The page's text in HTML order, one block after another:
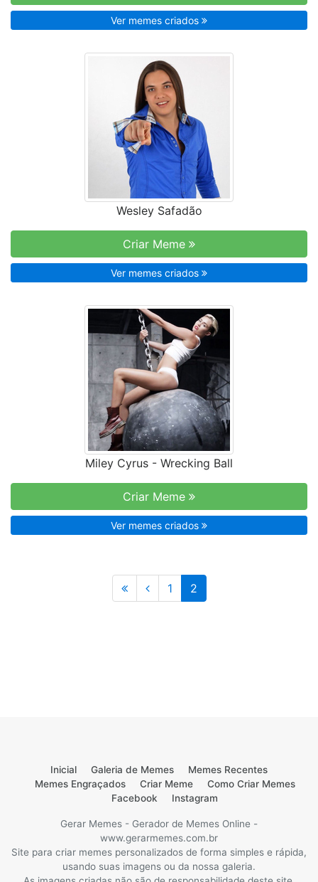
Ver memes criados
Wesley Safadão
Criar Meme
Ver memes criados
Miley Cyrus - Wrecking Ball
Criar Meme
Ver memes criados
Anterior
1 2
Inicial Galeria de Memes
Memes Recentes
Memes Engraçados
Criar Meme
Como Criar Memes
Facebook
Instagram
Gerar Memes - Gerador de Memes Online -
www.gerarmemes.com.br
Site para criar memes personalizados de forma simples e rápida,
usando suas imagens ou da nossa galeria.